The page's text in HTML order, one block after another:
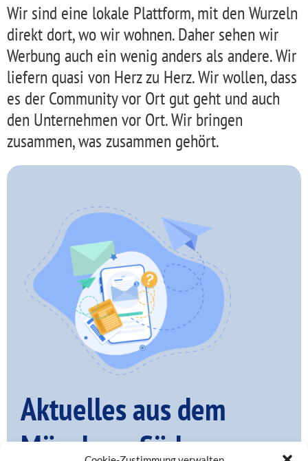
Wir sind eine lokale Plattform, mit den Wurzeln
direkt dort, wo wir wohnen. Daher sehen wir
Werbung auch ein wenig anders als andere. Wir
liefern quasi von Herz zu Herz. Wir wollen, dass
es der Community vor Ort gut geht und auch
den Unternehmen vor Ort. Wir bringen
zusammen, was zusammen gehört.
Aktuelles aus dem
Münchner Süden – per